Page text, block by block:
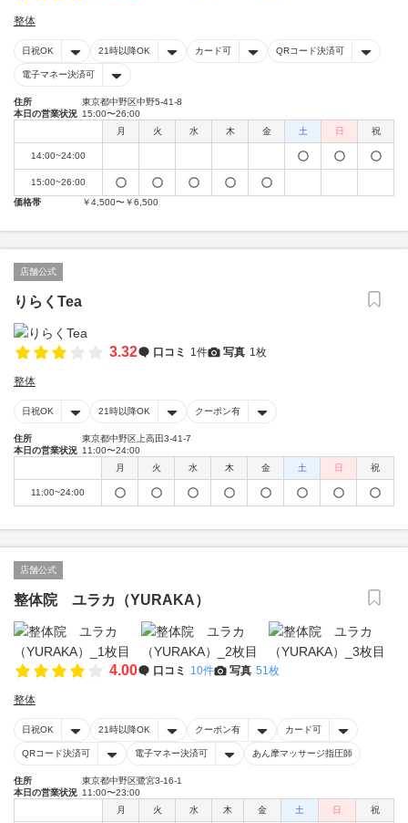
整体
日祝OK 21時以降OK カード可 QRコード決済可
電子マネー決済可
住所
東京都中野区中野5-41-8
本日の営業状況 15:00〜26:00
月
火 水 木 金 土 日 祝
14:00~24:00
15:00~26:00
価格帯
￥4,500〜￥6,500
店舗公式
りらくTea
3.32 口コミ 1件 写真 1枚
整体
日祝OK 21時以降OK クーポン有
住所
東京都中野区上高田3-41-7
本日の営業状況 11:00〜24:00
月
火 水 木 金 土 日 祝
11:00~24:00
店舗公式
整体院 ユラカ（YURAKA）
4.00 口コミ 10件 写真 51枚
整体
日祝OK 21時以降OK クーポン有 カード可
QRコード決済可 電子マネー決済可 あん摩マッサージ指圧師
住所
東京都中野区鷺宮3-16-1
本日の営業状況 11:00〜23:00
月
火 水 木 金 土 日 祝